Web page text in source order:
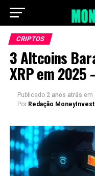
CRIPTOS
3 Altcoins
XRP em 2025
Publicado 2 anos atrás em
Por Redação MoneyInvest